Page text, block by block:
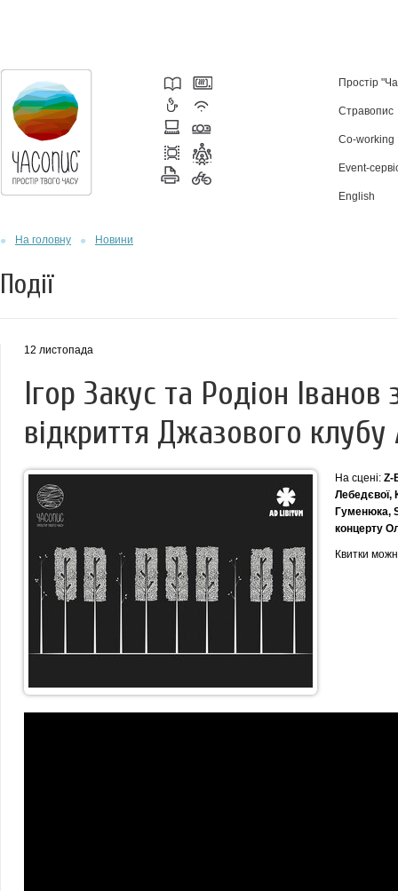
Простір
Стравопис
Co-working
Event-
English
На головну Новини
Події
12 листопада
Ігор Закус та Родіон
відкриття Джазового
На сцені: Z-
Лебедєвої,
Гуменюка,
концерту
Квитки